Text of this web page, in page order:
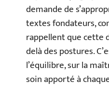
demande de
textes fondateurs,
rappellent que cette
delà des postures.
l’équilibre, sur la
soin apporté à